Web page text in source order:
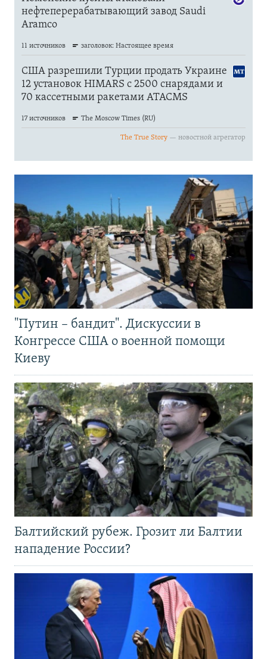
"Путин – бандит". Дискуссии в
Конгрессе США о военной помощи
Киеву
Балтийский рубеж. Грозит ли Балтии
нападение России?